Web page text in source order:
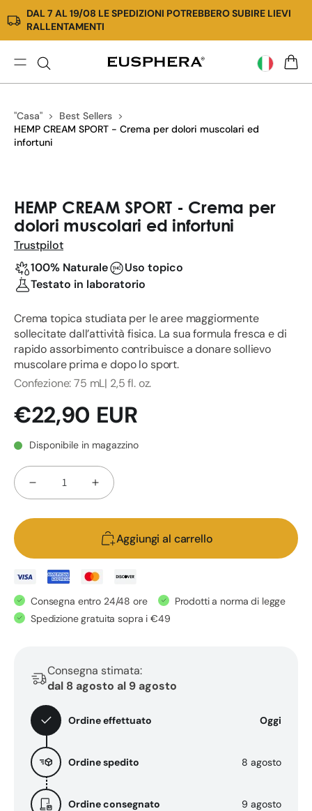
Vai
direttamente
ai
contenuti
DAL 7 AL 19/08 LE SPEDIZIONI POTREBBERO SUBIRE LIEVI
RALLENTAMENTI
muscoli
innovativa
"Casa"
Best Sellers
HEMP CREAM SPORT - Crema per dolori muscolari ed
infortuni
alle
informazioni
sul
prodotto
HEMP CREAM SPORT - Crema per
dolori muscolari ed infortuni
Trustpilot
100% Naturale
Uso topico
Testato in laboratorio
Crema topica studiata per le aree maggiormente
sollecitate dall’attività fisica. La sua formula fresca e di
rapido assorbimento contribuisce a donare sollievo
muscolare prima e dopo lo sport.
Confezione: 75 mL| 2,5 fl. oz.
Prezzo
di
listino
€22,90 EUR
Disponibile in magazzino
Diminuisci
CREAM
SPORT
-
Crema
per
muscolari
ed
Aumenta
HEMP
CREAM
SPORT
Crema
muscolari
ed
Aggiungi al carrello
Consegna entro 24/48 ore
Prodotti a norma di legge
Spedizione gratuita sopra i €49
Consegna stimata:
dal 8 agosto al 9 agosto
Ordine effettuato Oggi
Ordine spedito 8 agosto
Ordine consegnato 9 agosto